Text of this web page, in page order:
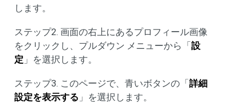
します。
ステップ2. 画面の右上にあるプロフィール画像
をクリックし、プルダウン メニューから「 設
定 」を選択します。
ステップ3. このページで、青いボタンの「 詳細
設定を表示する 」を選択します。